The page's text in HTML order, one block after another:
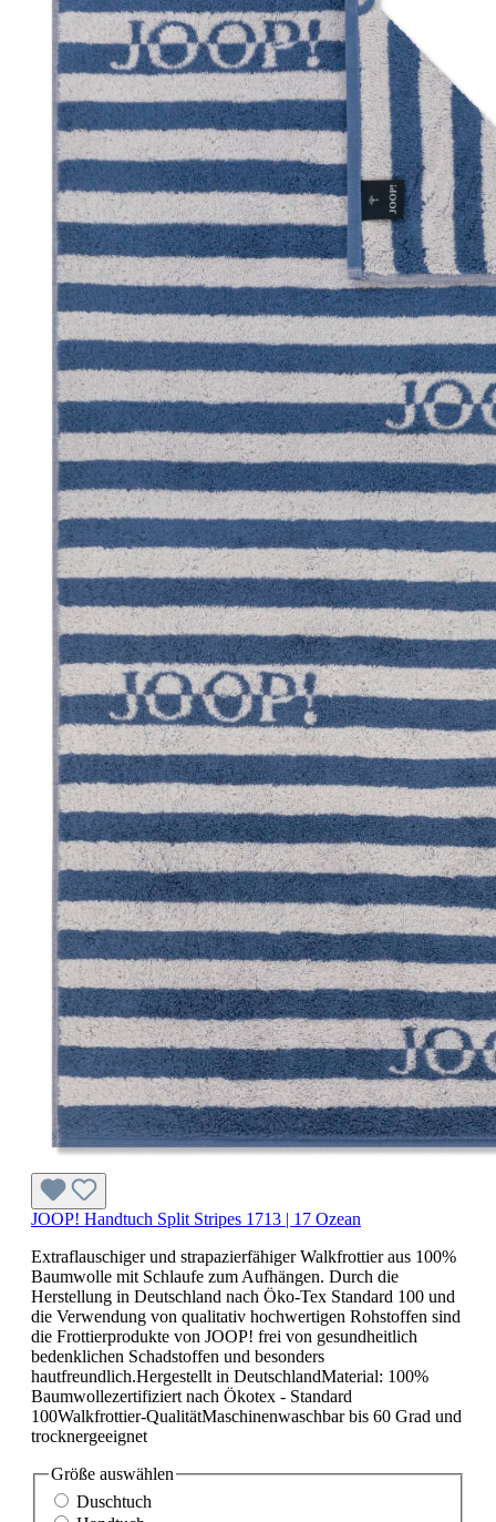
JOOP! Handtuch Split Stripes 1713 | 17 Ozean
Extraflauschiger und strapazierfähiger Walkfrottier aus 100%
Baumwolle mit Schlaufe zum Aufhängen. Durch die
Herstellung in Deutschland nach Öko-Tex Standard 100 und
die Verwendung von qualitativ hochwertigen Rohstoffen sind
die Frottierprodukte von JOOP! frei von gesundheitlich
bedenklichen Schadstoffen und besonders
hautfreundlich.Hergestellt in DeutschlandMaterial: 100%
Baumwollezertifiziert nach Ökotex - Standard
100Walkfrottier-QualitätMaschinenwaschbar bis 60 Grad und
trocknergeeignet
Größe auswählen
Duschtuch